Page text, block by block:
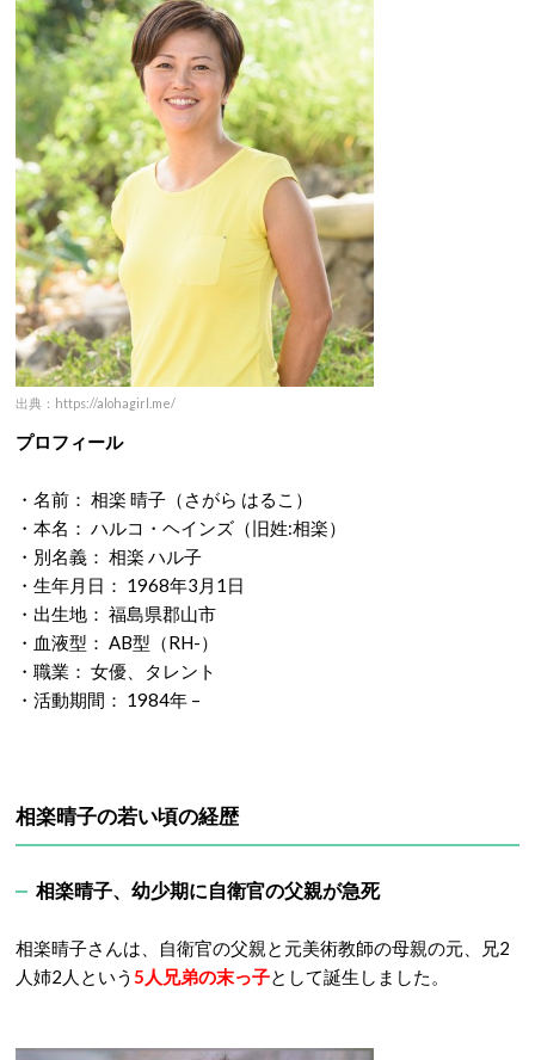
出典：https://alohagirl.me/
プロフィール
・名前： 相楽 晴子（さがら はるこ）
・本名： ハルコ・ヘインズ（旧姓:相楽）
・別名義： 相楽 ハル子
・生年月日： 1968年3月1日
・出生地： 福島県郡山市
・血液型： AB型（RH-）
・職業： 女優、タレント
・活動期間： 1984年 –
相楽晴子の若い頃の経歴
相楽晴子、幼少期に自衛官の父親が急死
相楽晴子さんは、自衛官の父親と元美術教師の母親の元、兄2
人姉2人という 5人兄弟の末っ子として誕生しました。